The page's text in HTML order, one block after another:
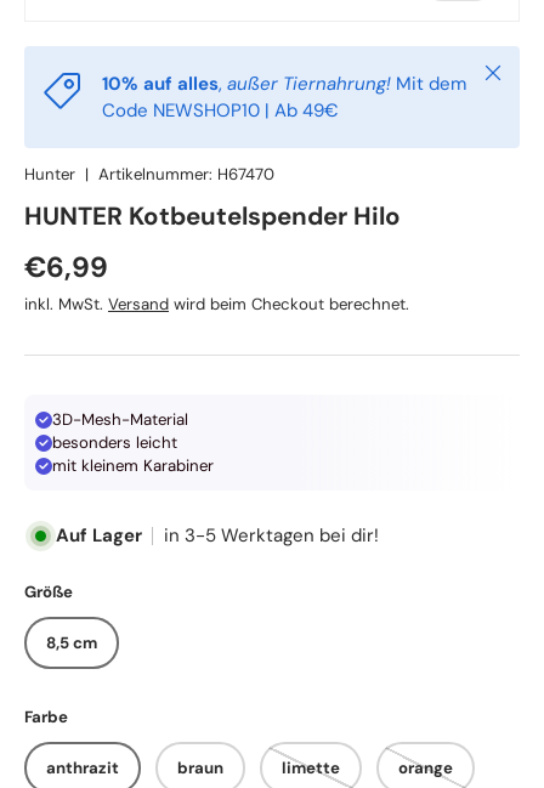
10% auf alles, außer Tiernahrung! Mit dem
Code NEWSHOP10 | Ab 49€
Hunter | Artikelnummer: H67470
HUNTER Kotbeutelspender Hilo
Normaler Preis
€6,99
inkl. MwSt. Versand wird beim Checkout berechnet.
3D-Mesh-Material
besonders leicht
mit kleinem Karabiner
Auf Lager in 3-5 Werktagen bei dir!
Größe
8,5 cm
Farbe
anthrazit braun limette orange